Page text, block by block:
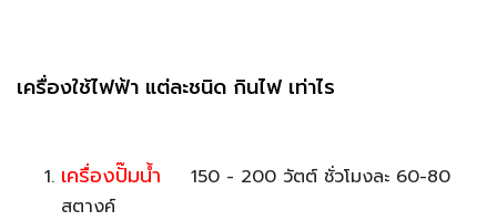
เครื่องใช้ไฟฟ้า แต่ละชนิด กินไฟ เท่าไร
เครื่องปั๊มน้ำ
150 - 200 วัตต์ ชั่วโมงละ 60-80
สตางค์